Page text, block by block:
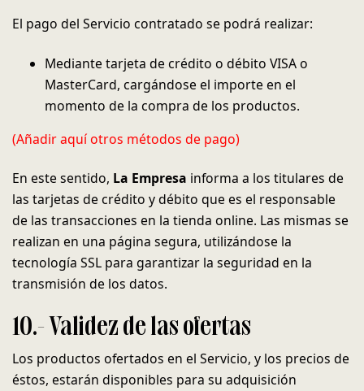
El pago del Servicio contratado se podrá realizar:
Mediante tarjeta de crédito o débito VISA o
MasterCard, cargándose el importe en el
momento de la compra de los productos.
(Añadir aquí otros métodos de pago)
En este sentido, La Empresa informa a los titulares de
las tarjetas de crédito y débito que es el responsable
de las transacciones en la tienda online. Las mismas se
realizan en una página segura, utilizándose la
tecnología SSL para garantizar la seguridad en la
transmisión de los datos.
10.- Validez de las ofertas
Los productos ofertados en el Servicio, y los precios de
éstos, estarán disponibles para su adquisición